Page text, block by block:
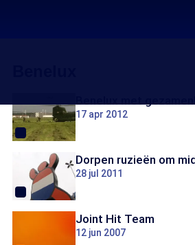
17 apr 2012
Dorpen ruzieën om
28 jul 2011
Joint Hit Team
12 jun 2007